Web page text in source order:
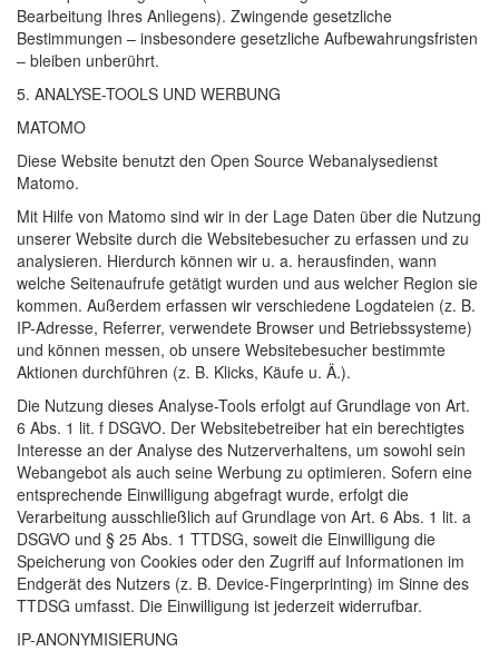
Bearbeitung Ihres Anliegens). Zwingende gesetzliche
Bestimmungen – insbesondere gesetzliche Aufbewahrungsfristen
– bleiben unberührt.
5. ANALYSE-TOOLS UND WERBUNG
MATOMO
Diese Website benutzt den Open Source Webanalysedienst
Matomo.
Mit Hilfe von Matomo sind wir in der Lage Daten über die Nutzung
unserer Website durch die Websitebesucher zu erfassen und zu
analysieren. Hierdurch können wir u. a. herausfinden, wann
welche Seitenaufrufe getätigt wurden und aus welcher Region sie
kommen. Außerdem erfassen wir verschiedene Logdateien (z. B.
IP-Adresse, Referrer, verwendete Browser und Betriebssysteme)
und können messen, ob unsere Websitebesucher bestimmte
Aktionen durchführen (z. B. Klicks, Käufe u. Ä.).
Die Nutzung dieses Analyse-Tools erfolgt auf Grundlage von Art.
6 Abs. 1 lit. f DSGVO. Der Websitebetreiber hat ein berechtigtes
Interesse an der Analyse des Nutzerverhaltens, um sowohl sein
Webangebot als auch seine Werbung zu optimieren. Sofern eine
entsprechende Einwilligung abgefragt wurde, erfolgt die
Verarbeitung ausschließlich auf Grundlage von Art. 6 Abs. 1 lit. a
DSGVO und § 25 Abs. 1 TTDSG, soweit die Einwilligung die
Speicherung von Cookies oder den Zugriff auf Informationen im
Endgerät des Nutzers (z. B. Device-Fingerprinting) im Sinne des
TTDSG umfasst. Die Einwilligung ist jederzeit widerrufbar.
IP-ANONYMISIERUNG